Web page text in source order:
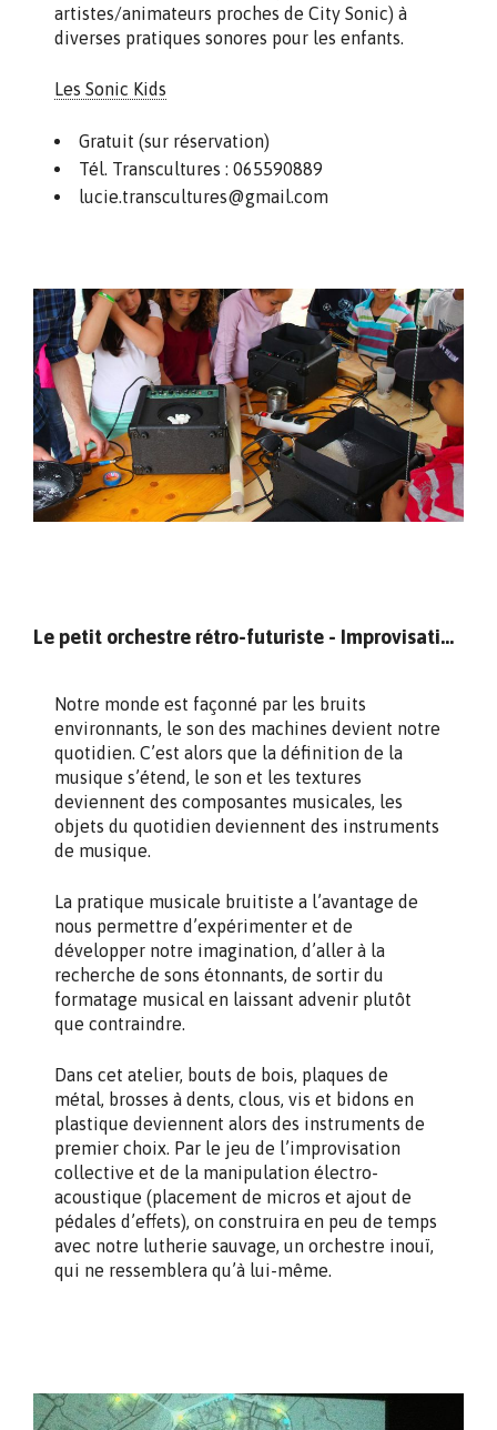
artistes/animateurs proches de City Sonic) à
diverses pratiques sonores pour les enfants.
Les Sonic Kids
Gratuit (sur réservation)
Tél. Transcultures : 065590889
lucie.transcultures@gmail.com
Le petit orchestre rétro-futuriste - Improvisation collective bruitiste
Notre monde est façonné par les bruits
environnants, le son des machines devient notre
quotidien. C’est alors que la définition de la
musique s’étend, le son et les textures
deviennent des composantes musicales, les
objets du quotidien deviennent des instruments
de musique.
La pratique musicale bruitiste a l’avantage de
nous permettre d’expérimenter et de
développer notre imagination, d’aller à la
recherche de sons étonnants, de sortir du
formatage musical en laissant advenir plutôt
que contraindre.
Dans cet atelier, bouts de bois, plaques de
métal, brosses à dents, clous, vis et bidons en
plastique deviennent alors des instruments de
premier choix. Par le jeu de l’improvisation
collective et de la manipulation électro-
acoustique (placement de micros et ajout de
pédales d’effets), on construira en peu de temps
avec notre lutherie sauvage, un orchestre inouï,
qui ne ressemblera qu’à lui-même.